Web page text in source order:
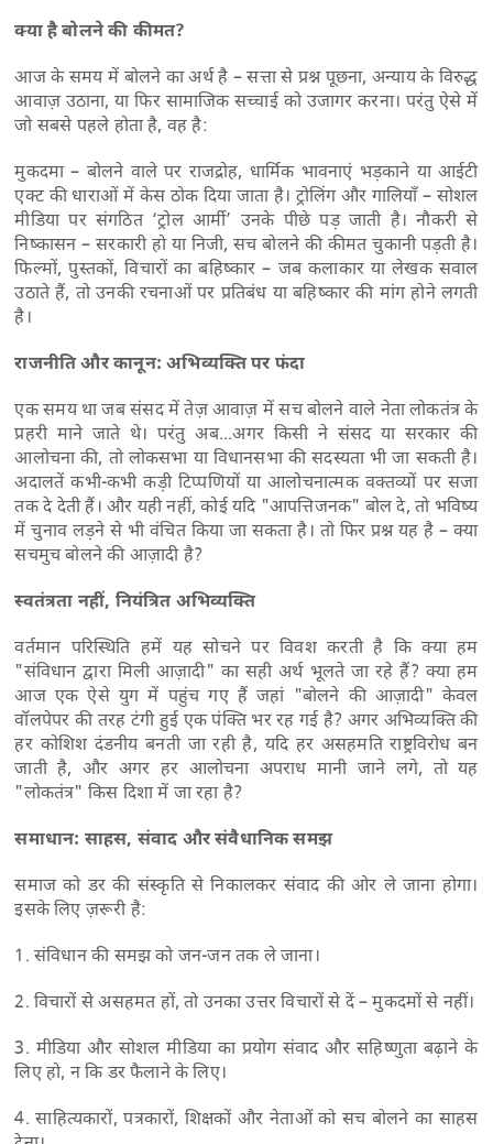
क्या है बोलने की कीमत?
आज के समय में बोलने का अर्थ है – सत्ता से प्रश्न पूछना, अन्याय के विरुद्ध
आवाज़ उठाना, या फिर सामाजिक सच्चाई को उजागर करना। परंतु ऐसे में
जो सबसे पहले होता है, वह है:
मुकदमा – बोलने वाले पर राजद्रोह, धार्मिक भावनाएं भड़काने या आईटी
एक्ट की धाराओं में केस ठोक दिया जाता है। ट्रोलिंग और गालियाँ – सोशल
मीडिया पर संगठित ‘ट्रोल आर्मी’ उनके पीछे पड़ जाती है। नौकरी से
निष्कासन – सरकारी हो या निजी, सच बोलने की कीमत चुकानी पड़ती है।
फिल्मों, पुस्तकों, विचारों का बहिष्कार – जब कलाकार या लेखक सवाल
उठाते हैं, तो उनकी रचनाओं पर प्रतिबंध या बहिष्कार की मांग होने लगती
है।
राजनीति और कानून: अभिव्यक्ति पर फंदा
एक समय था जब संसद में तेज़ आवाज़ में सच बोलने वाले नेता लोकतंत्र के
प्रहरी माने जाते थे। परंतु अब...अगर किसी ने संसद या सरकार की
आलोचना की, तो लोकसभा या विधानसभा की सदस्यता भी जा सकती है।
अदालतें कभी-कभी कड़ी टिप्पणियों या आलोचनात्मक वक्तव्यों पर सजा
तक दे देती हैं। और यही नहीं, कोई यदि "आपत्तिजनक" बोल दे, तो भविष्य
में चुनाव लड़ने से भी वंचित किया जा सकता है। तो फिर प्रश्न यह है – क्या
सचमुच बोलने की आज़ादी है?
स्वतंत्रता नहीं, नियंत्रित अभिव्यक्ति
वर्तमान परिस्थिति हमें यह सोचने पर विवश करती है कि क्या हम
"संविधान द्वारा मिली आज़ादी" का सही अर्थ भूलते जा रहे हैं? क्या हम
आज एक ऐसे युग में पहुंच गए हैं जहां "बोलने की आज़ादी" केवल
वॉलपेपर की तरह टंगी हुई एक पंक्ति भर रह गई है? अगर अभिव्यक्ति की
हर कोशिश दंडनीय बनती जा रही है, यदि हर असहमति राष्ट्रविरोध बन
जाती है, और अगर हर आलोचना अपराध मानी जाने लगे, तो यह
"लोकतंत्र" किस दिशा में जा रहा है?
समाधान: साहस, संवाद और संवैधानिक समझ
समाज को डर की संस्कृति से निकालकर संवाद की ओर ले जाना होगा।
इसके लिए ज़रूरी है:
1. संविधान की समझ को जन-जन तक ले जाना।
2. विचारों से असहमत हों, तो उनका उत्तर विचारों से दें – मुकदमों से नहीं।
3. मीडिया और सोशल मीडिया का प्रयोग संवाद और सहिष्णुता बढ़ाने के
लिए हो, न कि डर फैलाने के लिए।
4. साहित्यकारों, पत्रकारों, शिक्षकों और नेताओं को सच बोलने का साहस